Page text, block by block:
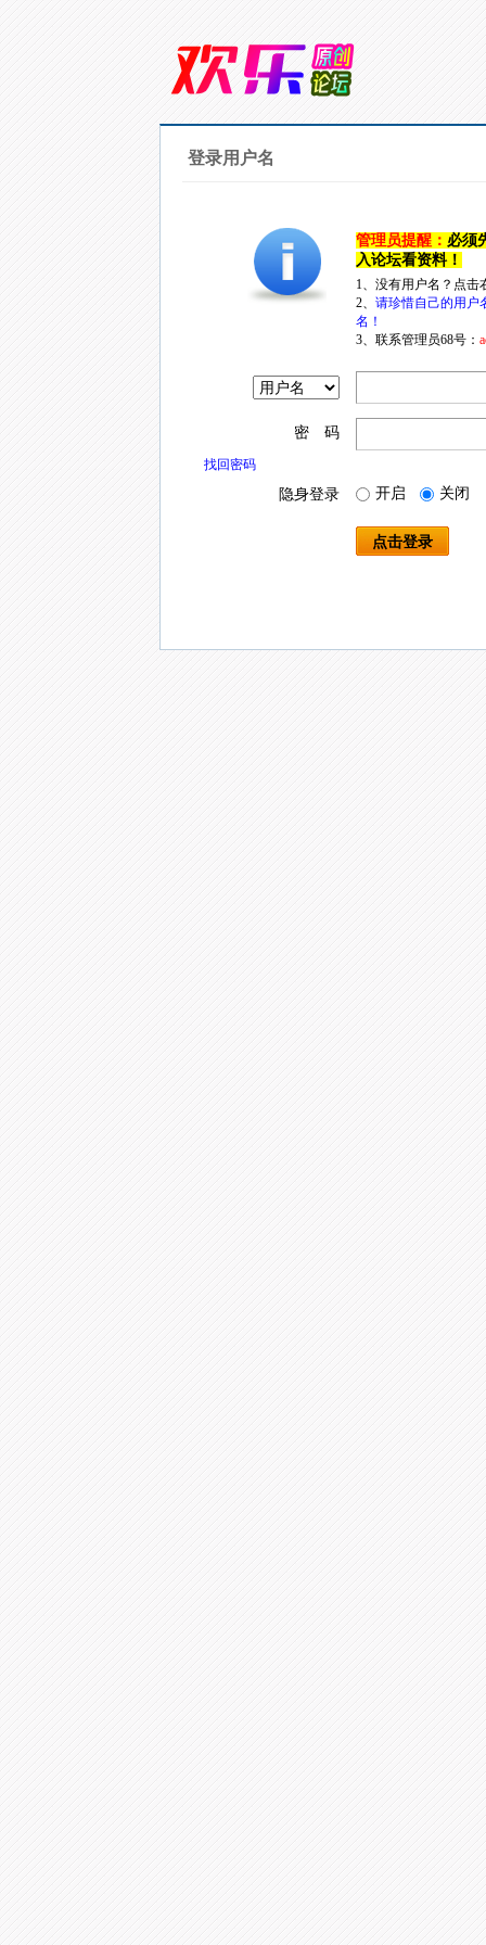
登录用户名
管理员提醒： 必须
入论坛看资料！
1、没有用户名？点
2、 请珍惜自己的用户
名！
3、联系管理员68号：
密 码
找回密码
隐身登录 开启 关闭
点击登录